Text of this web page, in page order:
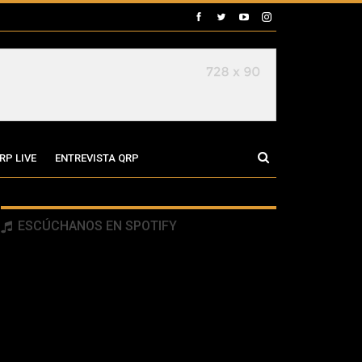
LIVE ENTREVISTA QRP
ESCÚCHANOS EN SPOTIFY